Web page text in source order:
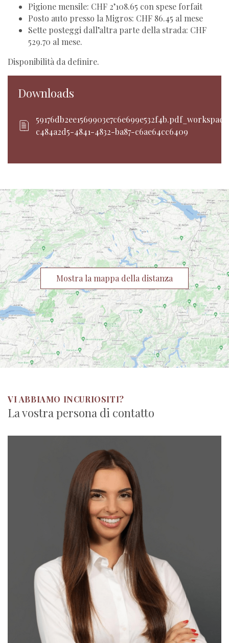
Pigione mensile: CHF 2’108.65 con spese forfait
Posto auto presso la Migros: CHF 86.45 al mese
Sette posteggi dall’altra parte della strada: CHF
529.70 al mese.
Disponibilità da definire.
Downloads
c484a2d5-4841-4832-ba87-c6ae64cc6409
Mostra la mappa della distanza
VI ABBIAMO INCURIOSITI?
La vostra persona di contatto